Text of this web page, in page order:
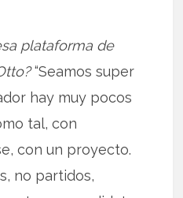
plataforma de
“Seamos super
hay muy pocos
tal, con
con un proyecto.
no partidos,